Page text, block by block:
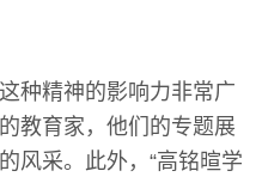
种精神的影响力非常广
教育家，他们的专题展
风采。此外，“高铭暄学